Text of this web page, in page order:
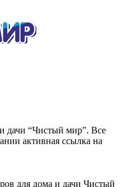
дачи “Чистый мир”. Все
активная ссылка на
для дома и дачи Чистый